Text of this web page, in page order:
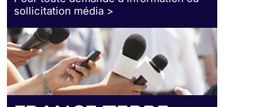
sollicitation média >